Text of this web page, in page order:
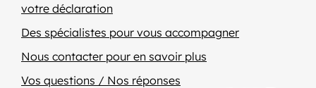
votre déclaration
Des spécialistes pour vous accompagner
Nous contacter pour en savoir plus
Vos questions / Nos réponses